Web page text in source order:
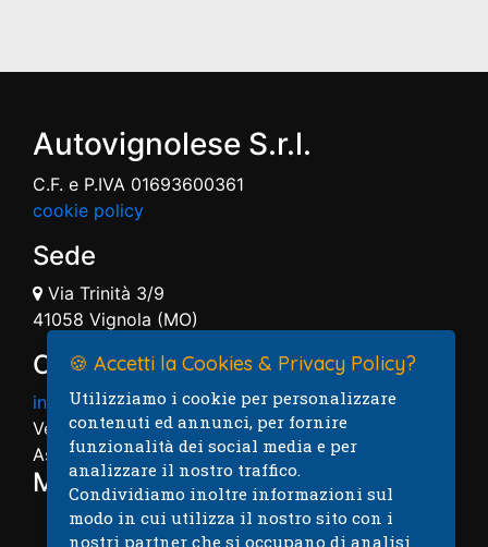
Autovignolese S.r.l.
C.F. e P.IVA 01693600361
cookie policy
Sede
Via Trinità 3/9
41058 Vignola (MO)
Contatti
info@autovignolese.it
Vendita: 059.7574004
Assistenza: 059.7574005
Mappa
🍪 Accetti la Cookies & Privacy Policy?
Utilizziamo i cookie per personalizzare
contenuti ed annunci, per fornire
funzionalità dei social media e per
analizzare il nostro traffico.
Condividiamo inoltre informazioni sul
modo in cui utilizza il nostro sito con i
nostri partner che si occupano di analisi